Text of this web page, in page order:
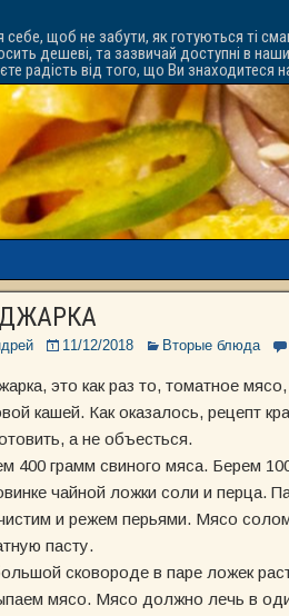
щоб не забути, як готуються ті
дешеві, та зазвичай доступні в
радість від того, що Ви
11/12/2018 Вторые блюда
это как раз то, томатное
кашей. Как оказалось, рецепт
а не объесться.
400 грамм свиного мяса. Берем
чайной ложки соли и перца.
и режем перьями. Мясо
пасту.
сковороде в паре ложек
мясо. Мясо должно лечь в